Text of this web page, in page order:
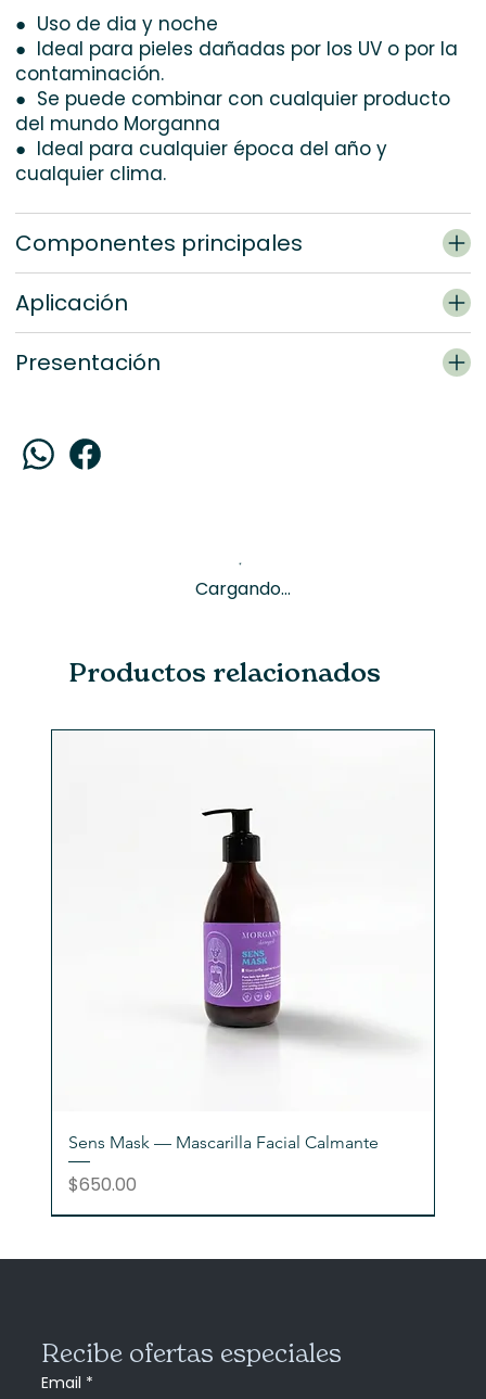
● Uso de dia y noche
● Ideal para pieles dañadas por los UV o por la
contaminación.
● Se puede combinar con cualquier producto
del mundo Morganna
● Ideal para cualquier época del año y
cualquier clima.
Componentes principales
Aplicación
Presentación
Cargando...
Productos relacionados
Sens Mask — Mascarilla Facial Calmante
Precio
$650.00
Recibe ofertas especiales
Email *